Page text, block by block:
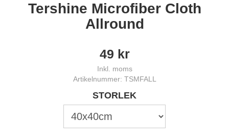
Tershine Microfiber Cloth
Allround
49 kr
Inkl. moms
Artikelnummer: TSMFALL
STORLEK